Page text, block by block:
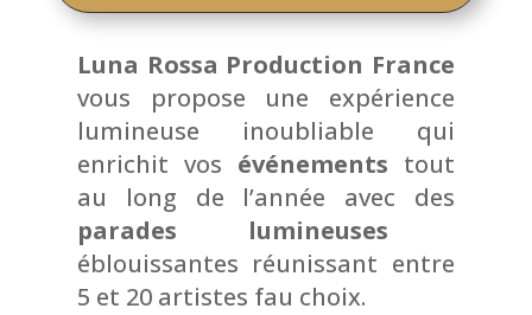
Luna Rossa Production France
vous propose une expérience
lumineuse inoubliable qui
enrichit vos événements tout
au long de l’année avec des
parades lumineuses
éblouissantes réunissant entre
5 et 20 artistes fau choix.